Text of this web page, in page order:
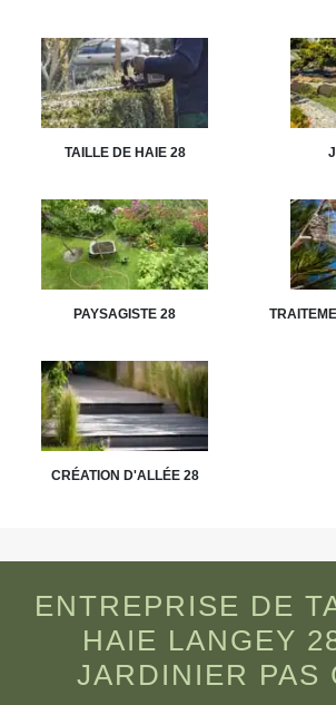
TAILLE DE HAIE 28
PAYSAGISTE 28
CRÉATION D'ALLÉE 28
ENTREPRISE DE
HAIE LANGEY
JARDINIER PAS